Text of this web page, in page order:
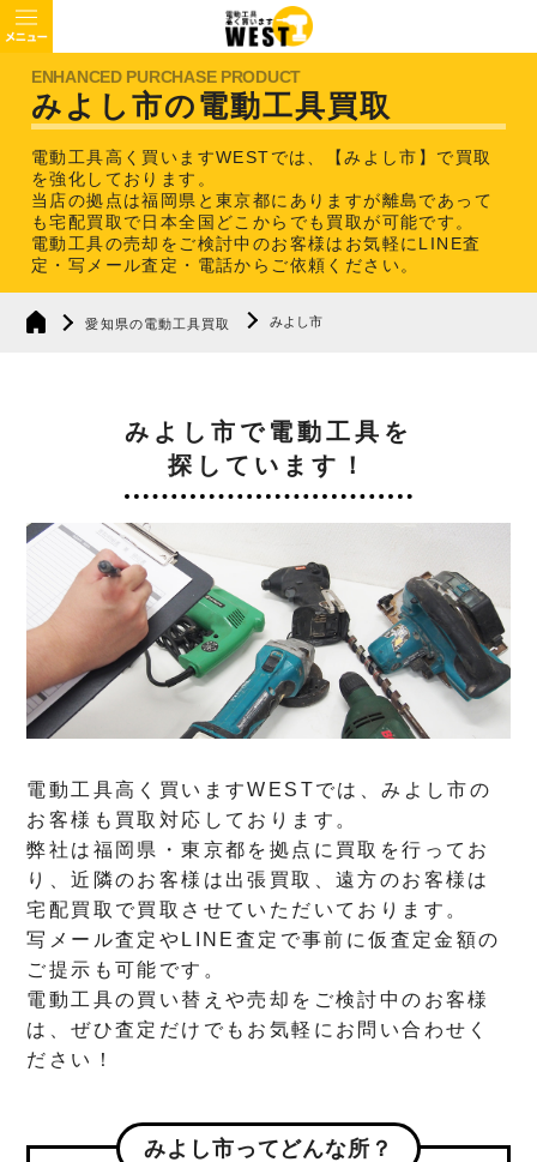
みよし市の電動工具買取
電動工具高く買いますWESTでは、【みよし市】で買取
を強化しております。
当店の拠点は福岡県と東京都にありますが離島であって
も宅配買取で日本全国どこからでも買取が可能です。
電動工具の売却をご検討中のお客様はお気軽にLINE査
定・写メール査定・電話からご依頼ください。
愛知県の電動工具買取 みよし市
みよし市で電動工具を
探しています！
電動工具高く買いますWESTでは、みよし市の
お客様も買取対応しております。
弊社は福岡県・東京都を拠点に買取を行ってお
り、近隣のお客様は出張買取、遠方のお客様は
宅配買取で買取させていただいております。
写メール査定やLINE査定で事前に仮査定金額の
ご提示も可能です。
電動工具の買い替えや売却をご検討中のお客様
は、ぜひ査定だけでもお気軽にお問い合わせく
ださい！
みよし市ってどんな所？